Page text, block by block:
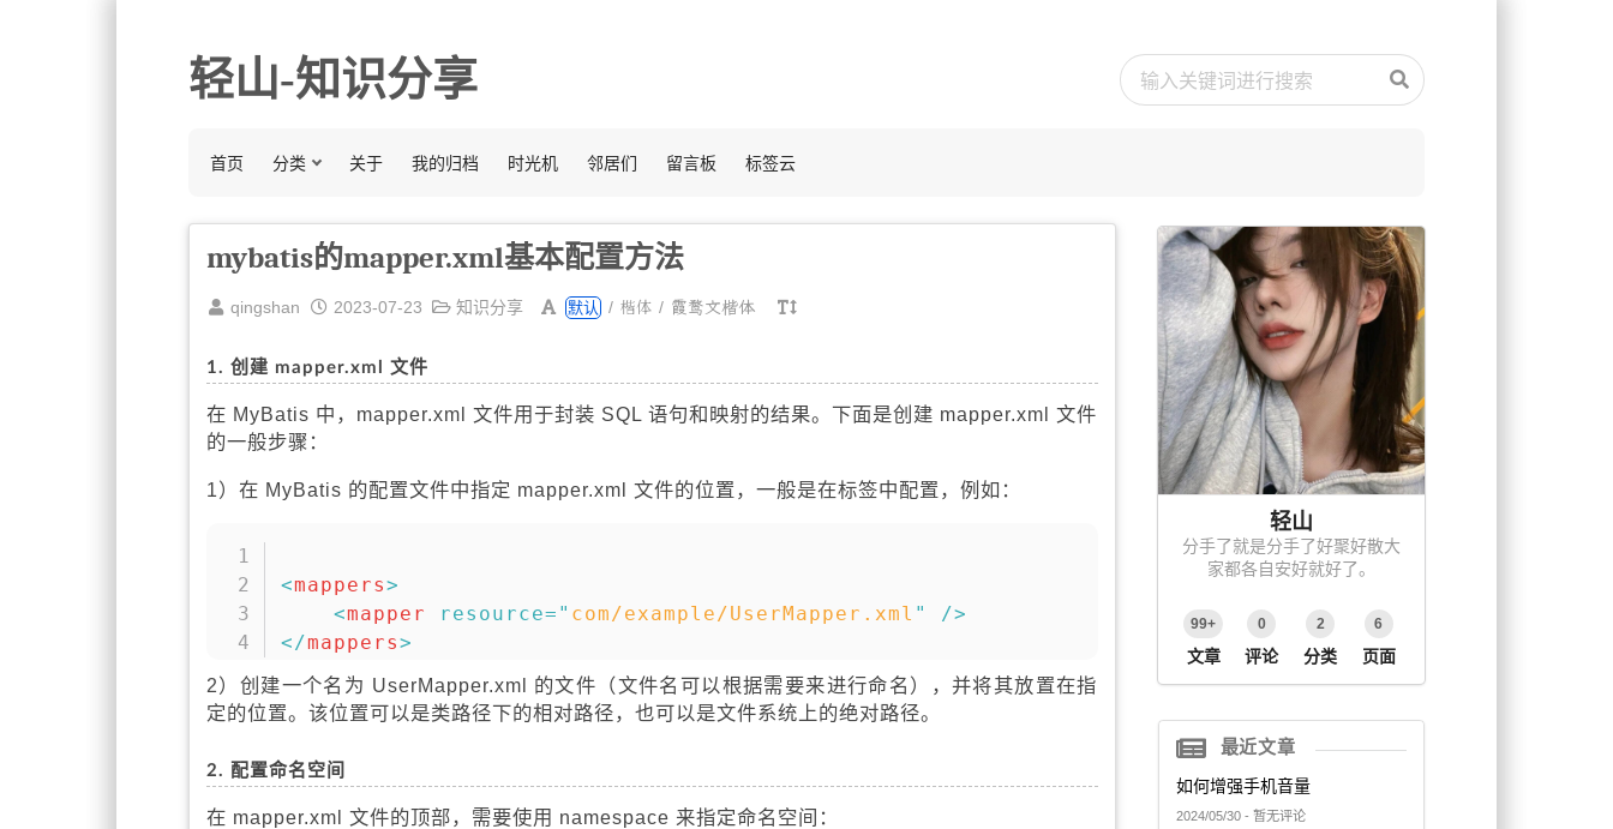
轻山-知识分享
首页 分类 关于 我的归档 时光机 邻居们 留言板 标签云
mybatis的mapper.xml基本配置方法
qingshan 2023-07-23 知识分享 默认 / 楷体 / 霞鹜文楷体
1. 创建 mapper.xml 文件
在 MyBatis 中，mapper.xml 文件用于封装 SQL 语句和映射的结果。下面是创建 mapper.xml 文件
的一般步骤：
1）在 MyBatis 的配置文件中指定 mapper.xml 文件的位置，一般是在标签中配置，例如：
<mappers>
<mapper resource= " com/example/UserMapper.xml "
/>
</mappers>
2）创建一个名为 UserMapper.xml 的文件（文件名可以根据需要来进行命名），并将其放置在指
定的位置。该位置可以是类路径下的相对路径，也可以是文件系统上的绝对路径。
2. 配置命名空间
在 mapper.xml 文件的顶部，需要使用 namespace 来指定命名空间：
轻山
分手了就是分手了好聚好散大
家都各自安好就好了。
99+
文章
0
评论
2
分类
6
页面
最近文章
如何增强手机音量
2024/05/30 - 暂无评论